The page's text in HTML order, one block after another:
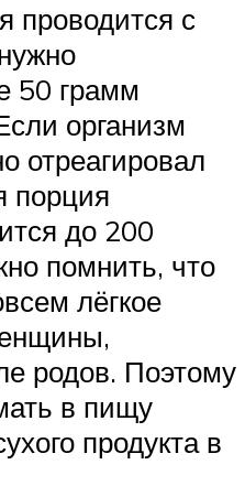
проводится с
50 грамм
организм
отреагировал
порция
до 200
помнить, что
лёгкое
родов. Поэтому
в пищу
продукта в